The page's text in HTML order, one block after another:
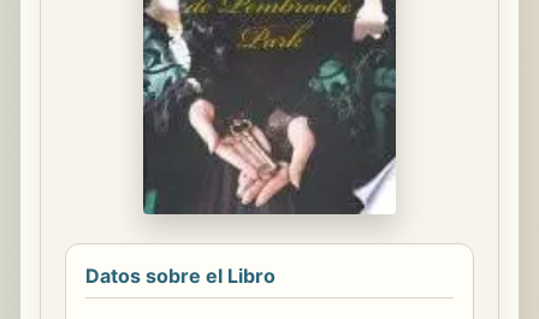
Datos sobre el Libro